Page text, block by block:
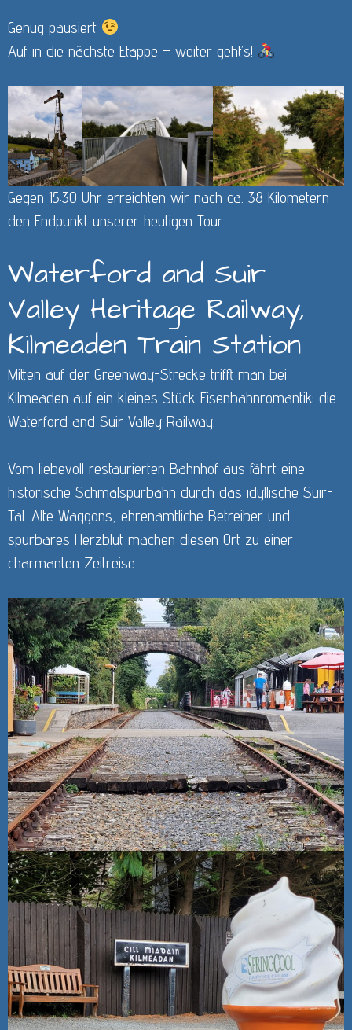
Genug pausiert
Auf in die nächste Etappe – weiter geht’s!
Gegen 15:30 Uhr erreichten wir nach ca. 38 Kilometern
den Endpunkt unserer heutigen Tour.
Waterford and Suir
Valley Heritage Railway,
Kilmeaden Train Station
Mitten auf der Greenway-Strecke trifft man bei
Kilmeaden auf ein kleines Stück Eisenbahnromantik: die
Waterford and Suir Valley Railway.
Vom liebevoll restaurierten Bahnhof aus fährt eine
historische Schmalspurbahn durch das idyllische Suir-
Tal. Alte Waggons, ehrenamtliche Betreiber und
spürbares Herzblut machen diesen Ort zu einer
charmanten Zeitreise.